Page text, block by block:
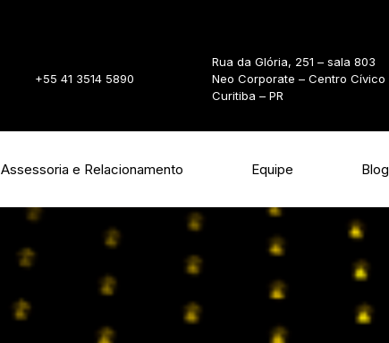
+55 41 3514 5890
Rua da Glória, 251 – sala 803
Neo Corporate – Centro Cívico
Curitiba – PR
Assessoria e Relacionamento Equipe Blog